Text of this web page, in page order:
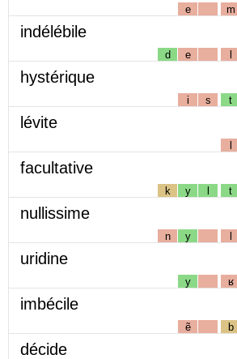
e m
indélébile
d e l
hystérique
i s t
lévite
l
facultative
k y l t
nullissime
n y l
uridine
y ʁ
imbécile
ẽ b
décide